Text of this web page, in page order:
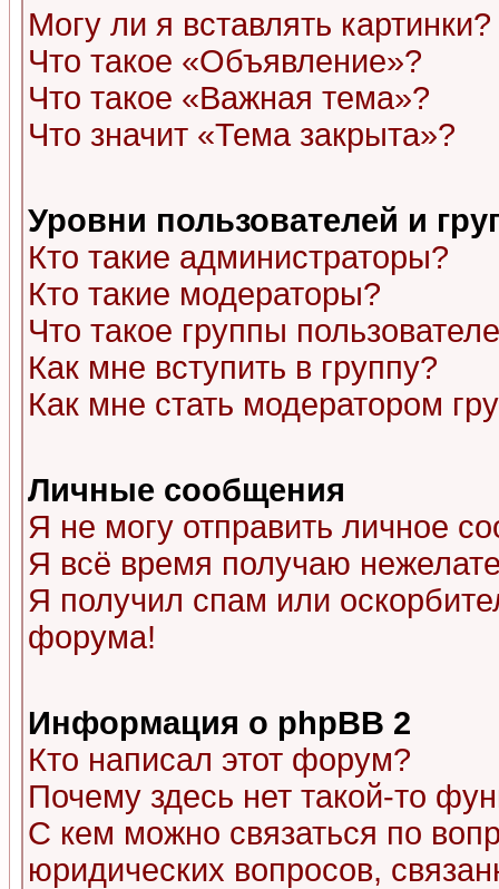
Могу ли я вставлять картинки?
Что такое «Объявление»?
Что такое «Важная тема»?
Что значит «Тема закрыта»?
Уровни пользователей и
Кто такие администраторы?
Кто такие модераторы?
Что такое группы
Как мне вступить в группу?
Как мне стать модератором
Личные сообщения
Я не могу отправить личное
Я всё время получаю
Я получил спам или
форума!
Информация о phpBB 2
Кто написал этот форум?
Почему здесь нет такой-то
С кем можно связаться по
юридических вопросов,